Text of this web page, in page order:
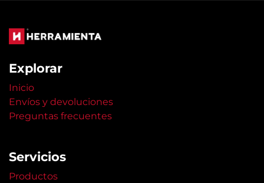
Explorar
Inicio
Envíos y devoluciones
Preguntas frecuentes
Servicios
Productos